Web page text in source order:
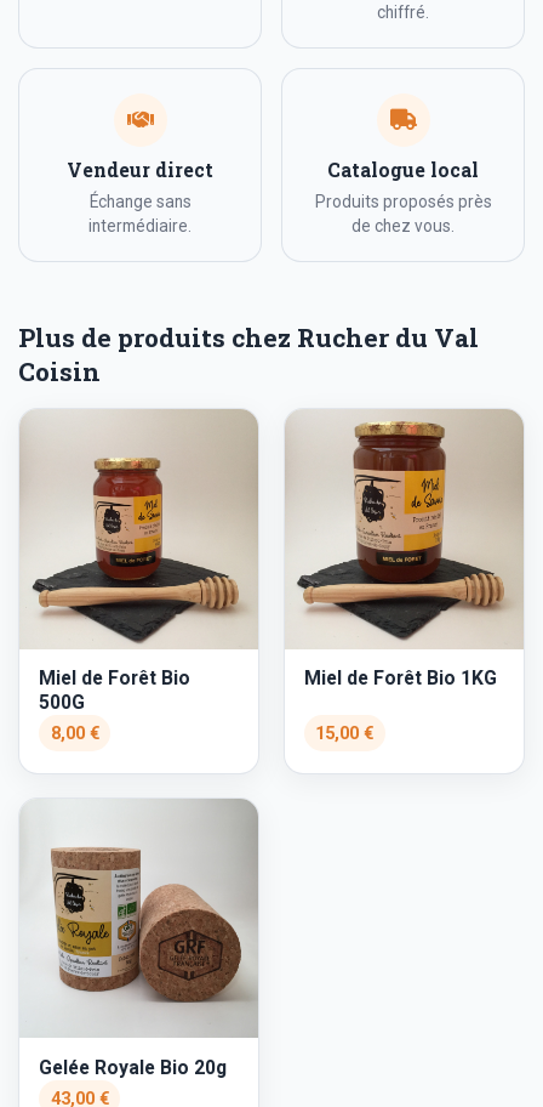
chiffré.
Vendeur direct
Échange sans
intermédiaire.
Catalogue local
Produits proposés près
de chez vous.
Plus de produits chez Rucher du Val
Coisin
Miel de Forêt Bio
500G
8,00 €
Miel de Forêt Bio 1KG
15,00 €
Gelée Royale Bio 20g
43,00 €